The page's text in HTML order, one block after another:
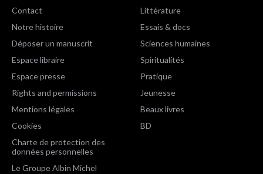
Contact
Notre histoire
Déposer un manuscrit
Espace libraire
Espace presse
Rights and permissions
Mentions légales
Cookies
Charte de protection des
données personnelles
Le Groupe Albin Michel
Littérature
Essais & docs
Sciences humaines
Spiritualités
Pratique
Jeunesse
Beaux livres
BD